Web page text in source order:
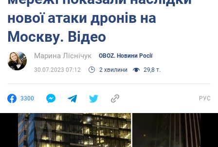
нової атаки дронів на
Москву. Відео
Марина Ліснічук OBOZ. Новини Росії
30.07.2023 07:12 2 хвилини 29,8 т.
3300 РУС